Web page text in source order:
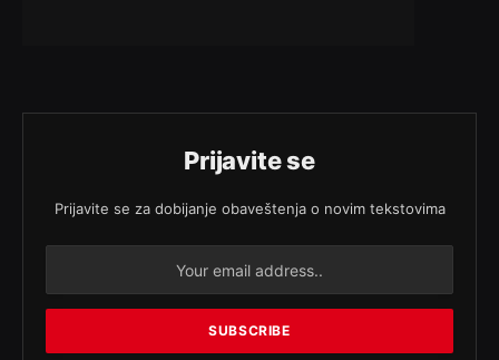
Prijavite se
Prijavite se za dobijanje obaveštenja o novim tekstovima